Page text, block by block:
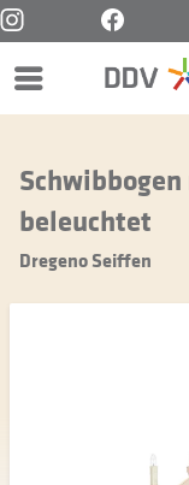
Menü
beleuchtet
Dregeno Seiffen